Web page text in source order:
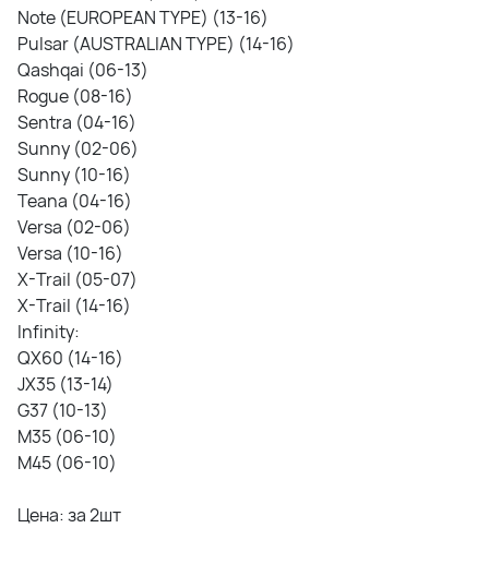
Note (EUROPEAN TYPE) (13-16)
Pulsar (AUSTRALIAN TYPE) (14-16)
Qashqai (06-13)
Rogue (08-16)
Sentra (04-16)
Sunny (02-06)
Sunny (10-16)
Teana (04-16)
Versa (02-06)
Versa (10-16)
X-Trail (05-07)
X-Trail (14-16)
Infinity:
QX60 (14-16)
JX35 (13-14)
G37 (10-13)
M35 (06-10)
M45 (06-10)
Цена: за 2шт